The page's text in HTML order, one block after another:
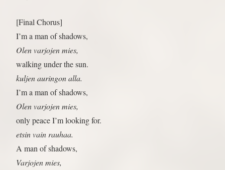
[Final Chorus]
I’m a man of shadows,
Olen varjojen mies,
walking under the sun.
kuljen auringon alla.
I’m a man of shadows,
Olen varjojen mies,
only peace I’m looking for.
etsin vain rauhaa.
A man of shadows,
Varjojen mies,